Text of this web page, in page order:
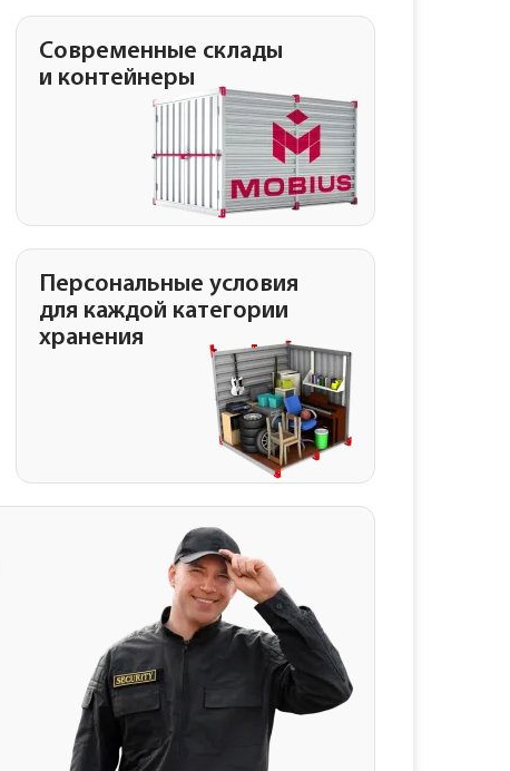
Современные склады
и контейнеры
Персональные условия
для каждой категории
хранения